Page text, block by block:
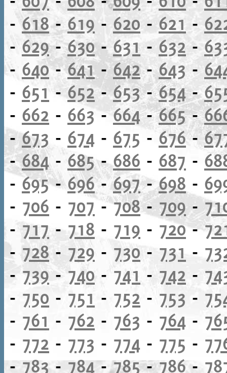
-618-619 - 620 - 621 -
- 629-630- 631- 632 -
- 640-641-642-643-
- 651 -652-653-654-
- 662 - 663-664-665-
-673 - 674 - 675 - 676-
-684 -685-686 - 687 -
-695-696-697-698 -
- 706 - 707 -708- 709-
-717 - 718 - 719 - 720-
-728- 729 - 730- 731 -
-739-740 - 741 - 742 -
- 750 - 751 - 752 - 753 -
- 761 - 762 - 763 - 764 -
- 772 - 773 - 774 - 775 -
-783-784-785-786-